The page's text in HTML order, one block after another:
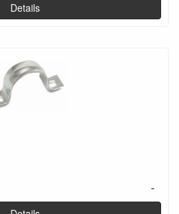
Details
-